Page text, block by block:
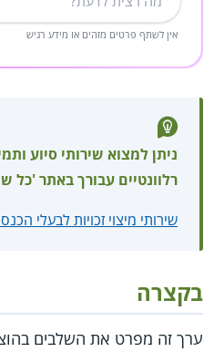
אין לשתף פרטים מזהים או מידע רגיש
ניתן למצוא שירותי סיוע
רלוונטיים עבורך באתר 'כל
שירותי מיצוי זכויות לבעלי
בקצרה
ערך זה מפרט את השלבים